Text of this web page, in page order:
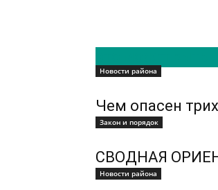
Новости района
Чем опасен
Закон и порядок
СВОДНАЯ
Новости района